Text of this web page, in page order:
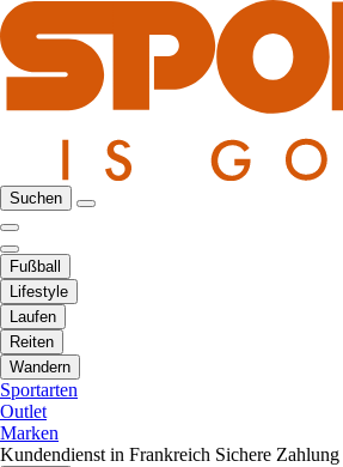
Suchen
Fußball
Lifestyle
Laufen
Reiten
Wandern
Sportarten
Outlet
Marken
Kundendienst in Frankreich Sichere Zahlung